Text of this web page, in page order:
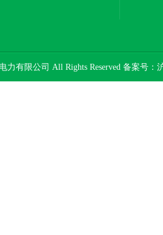
有限公司 All Rights Reserved 备案号：